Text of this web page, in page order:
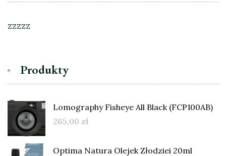
zzzzz
Produkty
Lomography Fisheye All Black (FCP100AB)
265,00 zł
Optima Natura Olejek Złodziei 20ml